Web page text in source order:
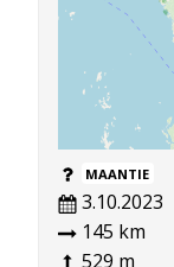
MAANTIE
3.10.2023
145 km
529 m